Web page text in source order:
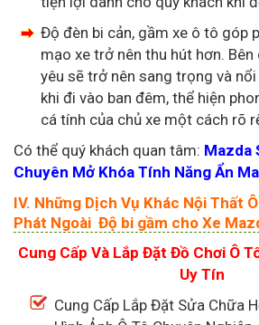
Độ đèn bi cản, gầm xe ô tô góp
mạo xe trở nên thu hút hơn. Bên
yêu sẽ trở nên sang trọng và
khi đi vào ban đêm, thể hiện
cá tính của chủ xe một cách rõ
Có thể quý khách quan tâm: Mazda
Chuyên Mở Khóa Tính Năng Ẩn
IV. Những Dịch Vụ Khác Nội Thất
Phát Ngoài Độ bi gầm cho Xe
Cung Cấp Và Lắp Đặt Đồ Chơi Ô
Uy Tín
Cung Cấp Lắp Đặt Sửa Chữa